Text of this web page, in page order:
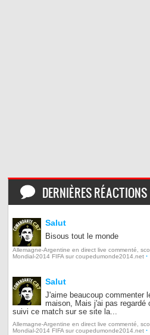
DERNIÈRES RÉACTIONS
Salut
Bisous tout le monde
Allemagne-Argentine en direct live commenté,
Mondial-2014 FIFA sur coupedumonde2014.net ·
Salut
J'aime beaucoup commenter
maison, Mais j'ai pas
suivi ce match sur se site la...
Allemagne-Argentine en direct live commenté,
Mondial-2014 FIFA sur coupedumonde2014.net ·